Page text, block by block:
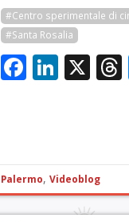
#Centro sperimentale di
#Santa Rosalia
X
Palermo, Videoblog